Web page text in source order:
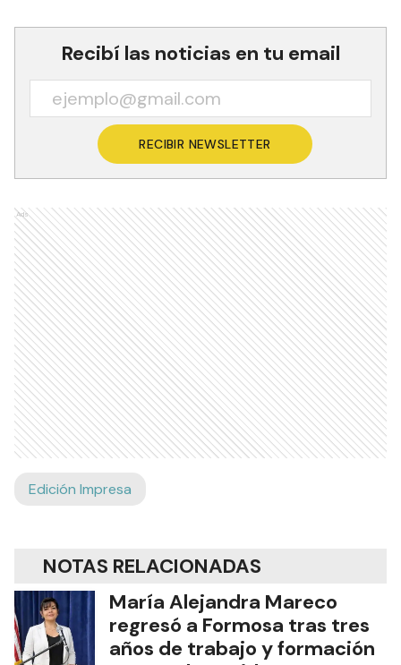
Recibí las noticias en tu email
RECIBIR NEWSLETTER
Ads
Edición Impresa
NOTAS RELACIONADAS
María Alejandra Mareco
regresó a Formosa tras tres
años de trabajo y formación